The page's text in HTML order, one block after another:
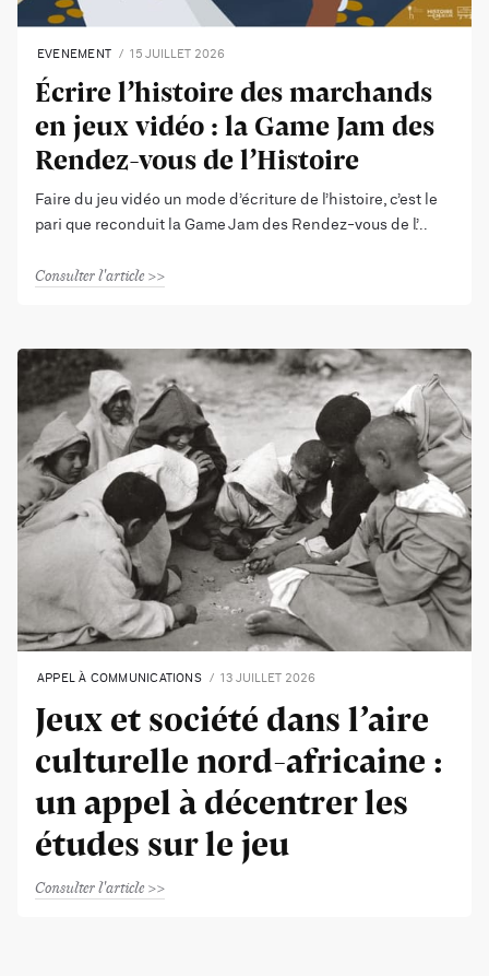
EVENEMENT 15 JUILLET 2026
Écrire l’histoire des marchands
en jeux vidéo : la Game Jam des
Rendez-vous de l’Histoire
Faire du jeu vidéo un mode d’écriture de l’histoire, c’est le
pari que reconduit la Game Jam des Rendez-vous de l’
Consulter l'article
APPEL À COMMUNICATIONS 13 JUILLET 2026
Jeux et société dans l’aire
culturelle nord-africaine :
un appel à décentrer les
études sur le jeu
Consulter l'article